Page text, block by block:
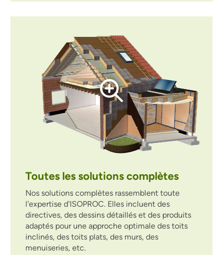
Toutes les solutions complètes
Nos solutions complètes rassemblent toute
l'expertise d'ISOPROC. Elles incluent des
directives, des dessins détaillés et des produits
adaptés pour une approche optimale des toits
inclinés, des toits plats, des murs, des
menuiseries, etc.